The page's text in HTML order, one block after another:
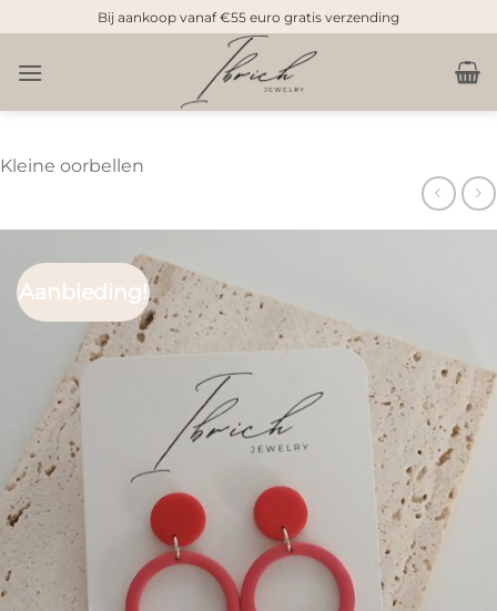
naar
inhoud
Bij aankoop vanaf €55 euro gratis verzending
Kleine oorbellen
Aanbieding!